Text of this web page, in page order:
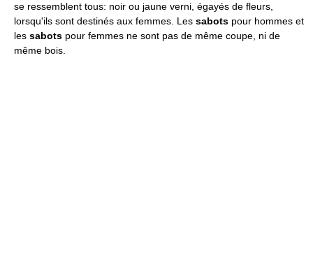
se ressemblent tous: noir ou jaune verni, égayés de fleurs,
lorsqu'ils sont destinés aux femmes. Les sabots pour hommes et
les sabots pour femmes ne sont pas de même coupe, ni de
même bois.